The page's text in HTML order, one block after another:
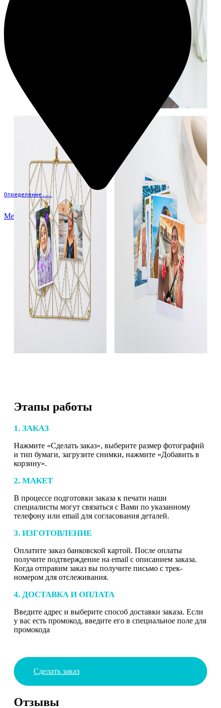
Определение...
Меню
Этапы работы
1. ЗАКАЗ
Нажмите «Сделать заказ», выберите размер фотографий
и тип бумаги, загрузите снимки, нажмите «Добавить в
корзину».
2. МАКЕТ
В процессе подготовки заказа к печати наши
специалисты могут связаться с Вами по указанному
телефону или email для согласования деталей.
3. ИЗГОТОВЛЕНИЕ
Оплатите заказ банковской картой. После оплаты
получите подтверждение на email с описанием заказа.
Когда отправим заказ вы получите письмо с трек-
номером для отслеживания.
4. ДОСТАВКА И ОПЛАТА
Введите адрес и выберите способ доставки заказа. Если
у вас есть промокод, введите его в специальное поле для
промокода
Сделать заказ
Отзывы